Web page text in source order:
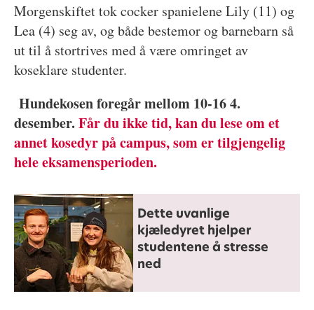
Morgenskiftet tok cocker spanielene Lily (11) og
Lea (4) seg av, og både bestemor og barnebarn så
ut til å stortrives med å være omringet av
koseklare studenter.
Hundekosen foregår mellom 10-16 4.
desember. Får du ikke tid, kan du lese om et
annet kosedyr på campus, som er tilgjengelig
hele eksamensperioden.
Dette uvanlige
kjæledyret hjelper
studentene å stresse
ned